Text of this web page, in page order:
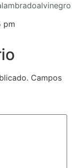
pm
Campos